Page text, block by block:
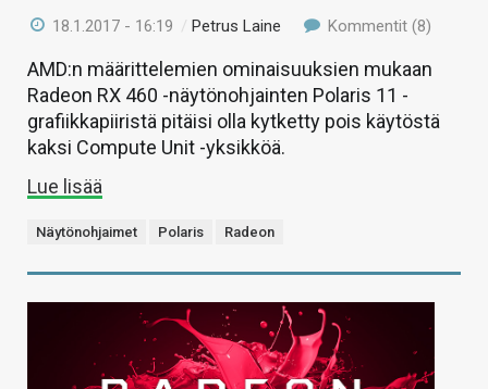
18.1.2017 - 16:19 /Petrus Laine Kommentit (8)
AMD:n määrittelemien ominaisuuksien mukaan
Radeon RX 460 -näytönohjainten Polaris 11 -
grafiikkapiiristä pitäisi olla kytketty pois käytöstä
kaksi Compute Unit -yksikköä.
Lue lisää
Näytönohjaimet Polaris Radeon